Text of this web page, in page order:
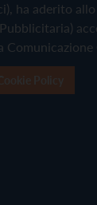
ha aderito
Comunicazione